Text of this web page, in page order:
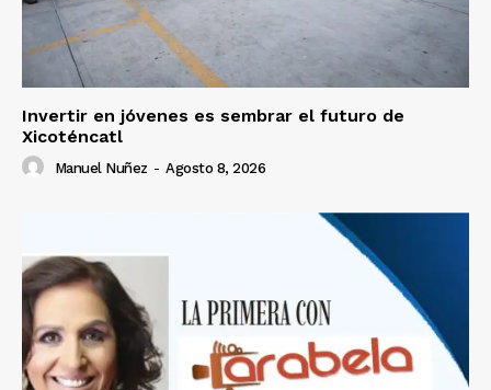
Invertir en jóvenes es sembrar el futuro de
Xicoténcatl
Manuel Nuñez - Agosto 8, 2026